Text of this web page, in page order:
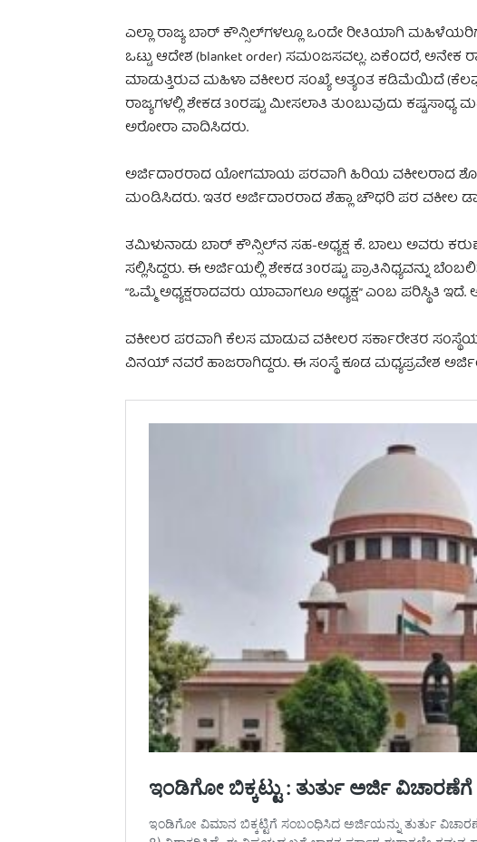
ಎಲ್ಲಾ ರಾಜ್ಯ ಬಾರ್ ಕೌನ್ಸಿಲ್‌ಗಳಲ್ಲೂ ಒಂದೇ ರೀತಿಯಾಗಿ
ಒಟ್ಟು ಆದೇಶ (blanket order) ಸಮಂಜಸವಲ್ಲ. ಏಕೆಂದರೆ, ಅನೇಕ
ಮಾಡುತ್ತಿರುವ ಮಹಿಳಾ ವಕೀಲರ ಸಂಖ್ಯೆ ಅತ್ಯಂತ ಕಡಿಮೆಯಿದೆ
ರಾಜ್ಯಗಳಲ್ಲಿ ಶೇಕಡ 30ರಷ್ಟು ಮೀಸಲಾತಿ ತುಂಬುವುದು
ಅರೋರಾ ವಾದಿಸಿದರು.
ಅರ್ಜಿದಾರರಾದ ಯೋಗಮಾಯ ಪರವಾಗಿ ಹಿರಿಯ ವಕೀಲರಾದ
ಮಂಡಿಸಿದರು. ಇತರ ಅರ್ಜಿದಾರರಾದ ಶೆಹ್ಲಾ ಚೌಧರಿ ಪರ ವಕೀಲ
ತಮಿಳುನಾಡು ಬಾರ್ ಕೌನ್ಸಿಲ್‌ನ ಸಹ-ಅಧ್ಯಕ್ಷ ಕೆ. ಬಾಲು ಅವರು
ಸಲ್ಲಿಸಿದ್ದರು. ಈ ಅರ್ಜಿಯಲ್ಲಿ ಶೇಕಡ 30ರಷ್ಟು ಪ್ರಾತಿನಿಧ್ಯವನ್ನು
“ಒಮ್ಮೆ ಅಧ್ಯಕ್ಷರಾದವರು ಯಾವಾಗಲೂ ಅಧ್ಯಕ್ಷ” ಎಂಬ ಪರಿಸ್ಥಿತಿ
ವಕೀಲರ ಪರವಾಗಿ ಕೆಲಸ ಮಾಡುವ ವಕೀಲರ ಸರ್ಕಾರೇತರ
ವಿನಯ್ ನವರೆ ಹಾಜರಾಗಿದ್ದರು. ಈ ಸಂಸ್ಥೆ ಕೂಡ ಮಧ್ಯಪ್ರವೇಶ